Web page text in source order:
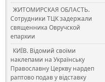
ЖИТОМИРСКАЯ ОБЛАСТЬ.
Сотрудники ТЦК задержали
священника Овручской
епархии
КИЇВ. Відомий своїми
наклепами на Українську
Православну Церкву нардеп
раптово подав у відставку